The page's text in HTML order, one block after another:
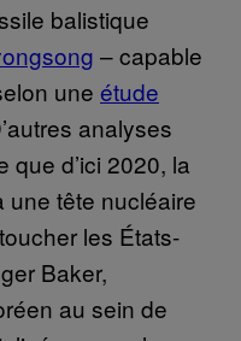
balistique
– capable
une étude
analyses
que d’ici 2020, la
une tête nucléaire
les États-
Baker,
au sein de